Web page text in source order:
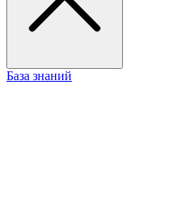
База знаний